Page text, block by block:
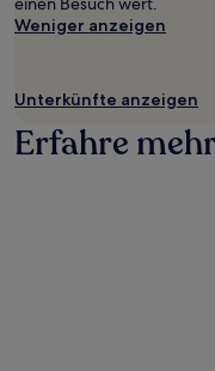
Preise
können
sich
ändern.
Es
Weniger anzeigen
Unterkünfte anzeigen
Erfahre